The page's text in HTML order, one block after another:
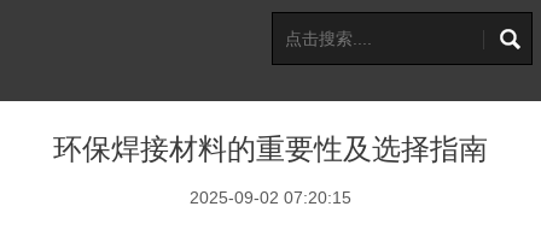
环保焊接材料的重要性及选择指南
2025-09-02 07:20:15